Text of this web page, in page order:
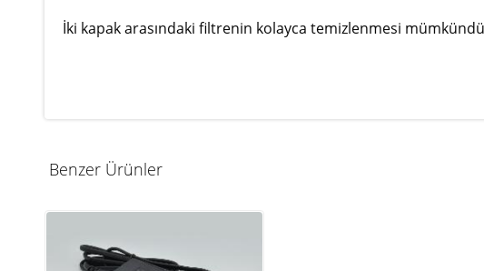
İki kapak arasındaki filtrenin kolayca temizlenmesi
Benzer Ürünler